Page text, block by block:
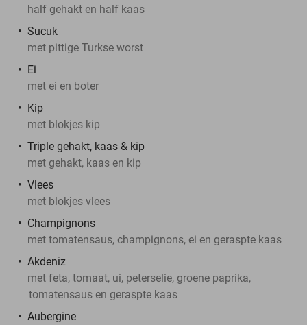
half gehakt en half kaas
Sucuk
met pittige Turkse worst
Ei
met ei en boter
Kip
met blokjes kip
Triple gehakt, kaas & kip
met gehakt, kaas en kip
Vlees
met blokjes vlees
Champignons
met tomatensaus, champignons, ei en geraspte kaas
Akdeniz
met feta, tomaat, ui, peterselie, groene paprika,
tomatensaus en geraspte kaas
Aubergine